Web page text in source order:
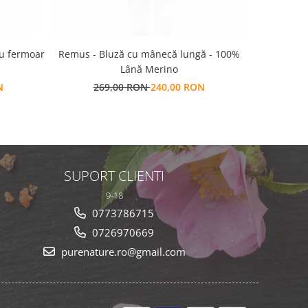
fermoar
Remus - Bluză cu mânecă lungă - 100%
Lână Merino
269,00 RON240,00 RON
SUPORT CLIENTI
9-18
0773786715
0726970669
purenature.ro@gmail.com